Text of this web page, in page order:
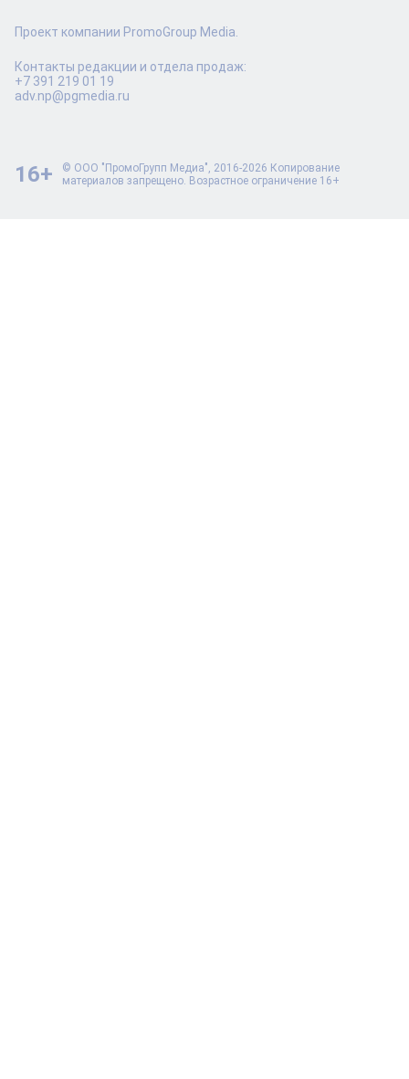
Проект компании PromoGroup Media.
Контакты редакции и отдела продаж:
+7 391 219 01 19
adv.np@pgmedia.ru
© ООО "ПромоГрупп Медиа", 2016-2026 Копирование
материалов запрещено. Возрастное ограничение 16+
16+